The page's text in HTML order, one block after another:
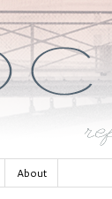
About